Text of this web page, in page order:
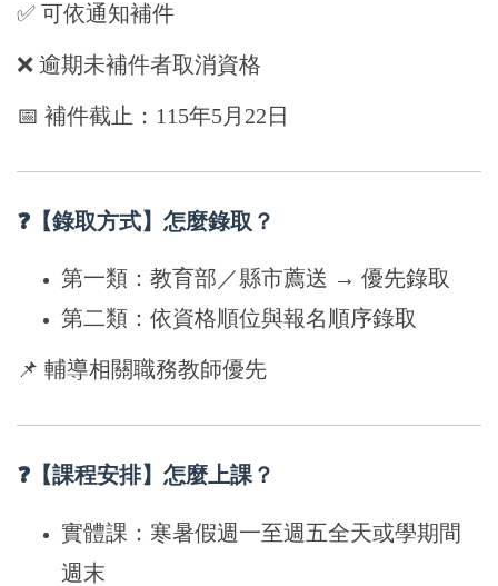
✅ 可依通知補件
❌ 逾期未補件者取消資格
📅 補件截止：115年5月22日
❓【錄取方式】怎麼錄取？
第一類：教育部／縣市薦送 → 優先錄取
第二類：依資格順位與報名順序錄取
📌 輔導相關職務教師優先
❓【課程安排】怎麼上課？
實體課： 寒暑假週一至週五全天或學期間
週末